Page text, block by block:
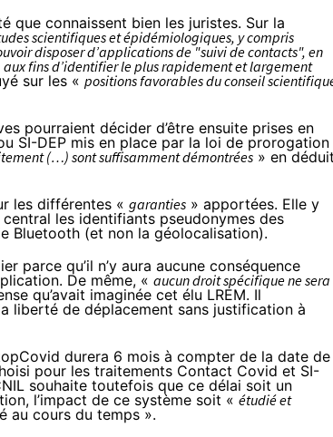
que connaissent bien les juristes. Sur la
scientifiques et épidémiologiques, y compris
disposer d’applications de "suivi de contacts", en
fins d’identifier le plus rapidement et largement
sur les « positions favorables du conseil
pourraient décider d’être ensuite prises en
SI-DEP mis en place par la loi de prorogation
(…) sont suffisamment démontrées » en
les différentes « garanties » apportées. Elle y
les identifiants pseudonymes des
Bluetooth (et non la géolocalisation).
parce qu’il n’y aura aucune conséquence
De même, « aucun droit spécifique ne sera
qu’avait imaginée cet élu LREM. Il
liberté de déplacement sans justification à
durera 6 mois à compter de la date de
pour les traitements Contact Covid et SI-
souhaite toutefois que ce délai soit un
l’impact de ce système soit « étudié et
au cours du temps ».